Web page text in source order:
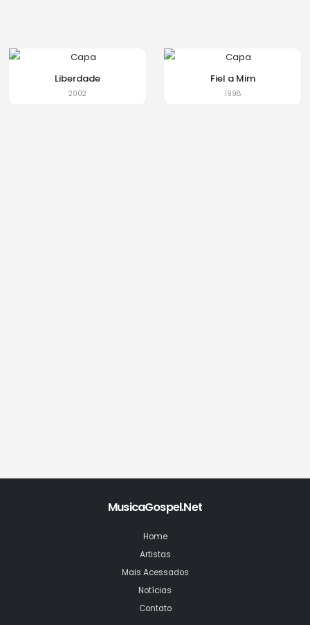
Liberdade
2002
Fiel a Mim
1998
MusicaGospel.Net
Home
Artistas
Mais Acessados
Notícias
Contato